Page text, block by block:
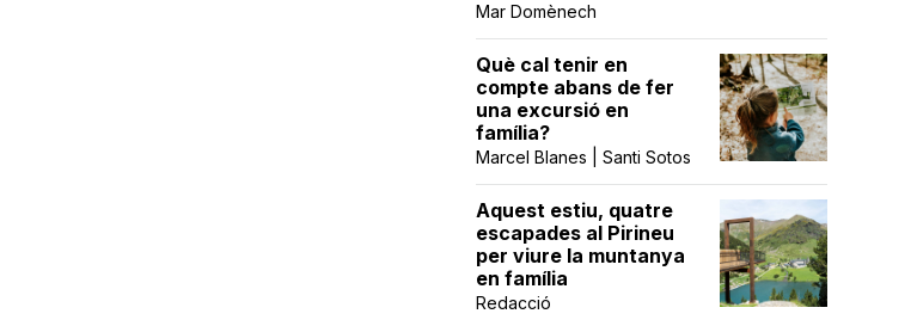
Mar Domènech
Què cal tenir en
compte abans de fer
una excursió en
família?
Marcel Blanes | Santi Sotos
Aquest estiu, quatre
escapades al Pirineu
per viure la muntanya
en família
Redacció